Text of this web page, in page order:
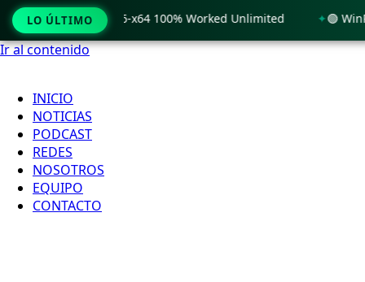
Ir al contenido
INICIO
NOTICIAS
PODCAST
REDES
NOSOTROS
EQUIPO
CONTACTO
LO ÚLTIMO
11 x86-x64 100% Worked Unlimited 🟢 WinRAR